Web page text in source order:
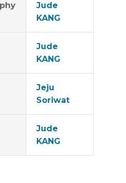
Jude
KANG
Jude
KANG
Jeju
Soriwat
Jude
KANG